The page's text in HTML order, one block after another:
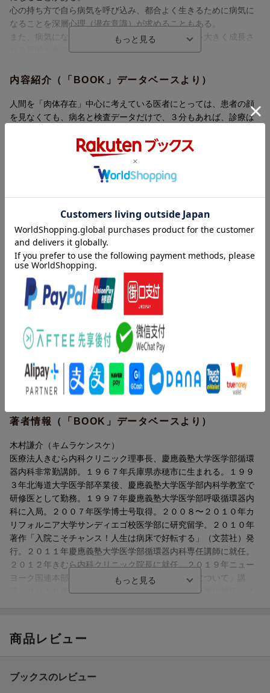
心の持ち方で自ら病気を呼び込み、都合よく生きるために病気に
なることを深層心理（潜在意識）が求めることもある。
また、病気になることで、それに関わる人々の心を大きく成長さ
せる目的もある。
病気になることの心の理由（怠惰、劣等感、自己卑下、怒り、恨
病気が治るための心の理由（使命感の自覚など）がはっきりして
いない人が多い。
る人の心を成長させ、
人生を好転させる「気付き」のチャンスを与えること。
病気を治すのは医者ではなく、本人自身の心の持ち方である。
医者はそれを引き出すことが本来の使命であり喜びでもある。」
ということです。
本書が、皆さまの人生を豊かにし、幸福に生きるためのヒントに
【本書のカバーと巻頭に掲載した写真は、著者の思い出の地であ
る南フランスにて、佐藤倫子氏によって撮影された作品です】】
【目次】
はじめに
【病気が教えてくれるもの】
01病気を恐れながら生きていると、やがてはそれを実際に手に入
02言葉の重みを知っている医者は、決して患者に不安や恐怖を与
03世の中には、病気になりたいと潜在的に望んでいる人がいる
理由がある
06人生の晩年においても、「未来への希望」を持つことができる
考え方
07?合格者?とは、受ける前から既に勝っている人のこと
08「日常で一番アクセス頻度の高い感情」が、その人の「人生の
質」を左右する
09「最後には絶対に幸福になろう」という決意が大事
10母の鼓動は?安らぎと信頼の象徴?であり、?無償の愛のシンボ
ル?なのだ
11何でも悪い方に考える「取り越し苦労」の背景に存在するのは?
恐れる心?
12身体の機能が次第に衰えていく過程は、人間に与えられた準備
14自分だけではなく、他の人をも幸福にするような夢を描く
15「認められたい」という一心で頑張っても幸福にはなれないも
内容紹介（「BOOK」データベースより）
人間を「肉体存在」中心に考えている医者にとっては、患者の顔
を見なくても、病名と検査データだけで、３分もあれば、診療は
人間の本質が「心」であると考える医者は、そうはいかない。
「人を見て、病気を診ず」「心」にフォーカスした診療は、時に
それだけで病気が治ることさえあるのだ。これは、「心と身体を
同時に癒す」医療を実践してきた現役の医者が、病気を治すため
の心の秘密を教えてくれる書である。
目次（「BOOK」データベースより）
病気を恐れながら生きていると、やがてはそれを実際に手に入れ
てしまう／言葉の重みを知っている医者は、決して患者に不安や
恐怖を与えない／世の中には、病気になりたいと潜在的に望んで
いる人がいる／「現在ただ今」に何か問題がある時、必ず過去に
それが生じた理由がある／相手を失った時に後悔するような夫婦
文化で本当に良いのか？／人生の晩年においても、「未来への希
望」を持つことができる考え方／“合格者”とは、受ける前から既に
勝っている人のこと／「日常で一番アクセス頻度の高い感情」
が、その人の「人生の質」を左右する／「最後には絶対に幸福に
なろう」という決意が大事／母の鼓動は“安らぎと信頼の象徴”であ
り、“無償の愛のシンボル”なのだ〔ほか〕
著者情報（「BOOK」データベースより）
木村謙介（キムラケンスケ）
医療法人きむら内科クリニック理事長、慶應義塾大学医学部循環
器内科非常勤講師。１９６７年兵庫県赤穂市に生まれる。１９９
３年北海道大学医学部卒業後、慶應義塾大学医学部内科学教室で
研修医として勤務。１９９７年慶應義塾大学医学部呼吸循環器内
科に入局。２００７年医学博士号取得。２００８〜２０１０年カ
リフォルニア大学サンディエゴ校医学部に研究留学。２０１０年
著作「入院こそチャンス！人生は病床で好転する」（文芸社）発
行。２０１１年慶應義塾大学医学部循環器内科専任講師に就任。
２０１２年きむら内科クリニック院長に就任。２０１９年ニュー
ヨーク国連本部にて「医療現場におけるトラウマについて」講
演。２０１８年医療法人きむら内科クリニック理事長に就任。２
です）
商品レビュー
ブックスのレビュー